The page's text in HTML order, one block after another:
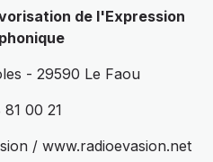
de l'Expression
- 29590 Le Faou
00 21
/ www.radioevasion.net